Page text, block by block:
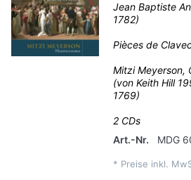
Jean Baptiste
1782)
Pièces de
Mitzi Meyerson,
(von Keith Hill
1769)
2 CDs
Art.-Nr.
MDG
* Preise inkl.